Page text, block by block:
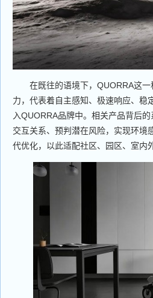
在既往的语境下，QUORRA这
力，代表着自主感知、极速响应、稳
入QUORRA品牌中。相关产品背后
交互关系、预判潜在风险，实现环境
代优化，以此适配社区、园区、室内